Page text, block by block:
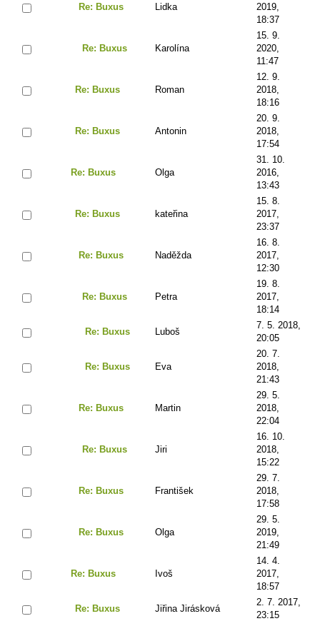
Re: Buxus Lidka
2019,
18:37
Re: Buxus Karolína
15. 9.
2020,
11:47
Re: Buxus Roman
12. 9.
2018,
18:16
Re: Buxus Antonin
20. 9.
2018,
17:54
Re: Buxus Olga
31. 10.
2016,
13:43
Re: Buxus kateřina
15. 8.
2017,
23:37
Re: Buxus Naděžda
16. 8.
2017,
12:30
Re: Buxus Petra
19. 8.
2017,
18:14
Re: Buxus Luboš
7. 5. 2018,
20:05
Re: Buxus Eva
20. 7.
2018,
21:43
Re: Buxus Martin
29. 5.
2018,
22:04
Re: Buxus Jiri
16. 10.
2018,
15:22
Re: Buxus František
29. 7.
2018,
17:58
Re: Buxus Olga
29. 5.
2019,
21:49
Re: Buxus Ivoš
14. 4.
2017,
18:57
Re: Buxus Jiřina Jirásková
2. 7. 2017,
23:15